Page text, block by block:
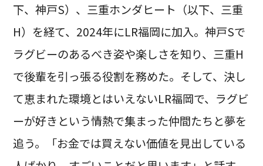
下、神戸S）、三重ホンダヒート（以下、三重
H）を経て、2024年にLR福岡に加入。神戸Sで
ラグビーのあるべき姿や楽しさを知り、三重H
で後輩を引っ張る役割を務めた。そして、決し
て恵まれた環境とはいえないLR福岡で、ラグビ
ーが好きという情熱で集まった仲間たちと夢を
追う。「お金では買えない価値を見出している